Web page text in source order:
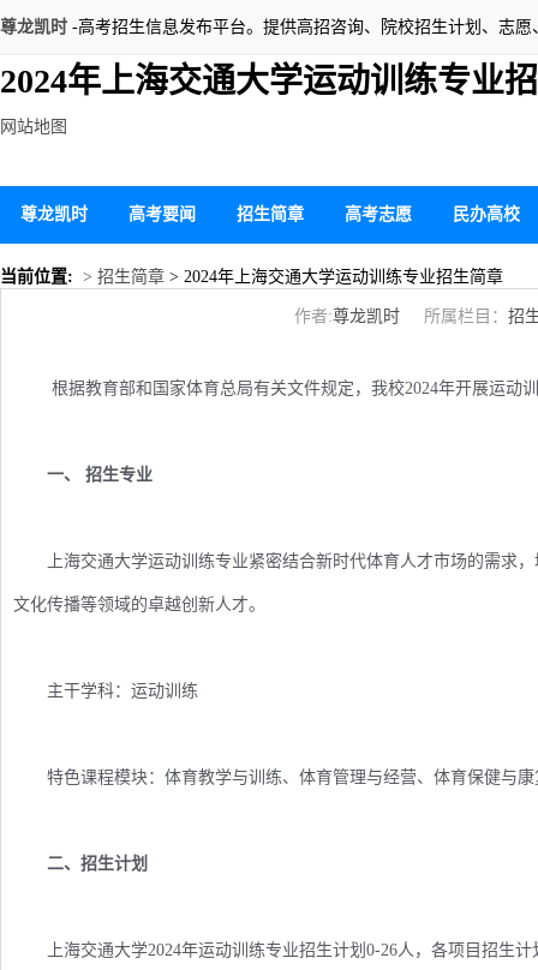
尊龙凯时 -高考招生信息发布平台。提供高招咨询、院校招生计划、志
2024年上海交通大学运动训练专业
尊龙凯时 高考要闻 招生简章 高考志愿 民办高校
当前位置: > 招生简章 > 2024年上海交通大学运动训练专业招生简章
作者:尊龙凯时 所属栏目： 招
根据教育部和国家体育总局有关文件规定，我校2024年开展运动
一、 招生专业
上海交通大学运动训练专业紧密结合新时代体育人才市场的需求，
文化传播等领域的卓越创新人才。
主干学科：运动训练
特色课程模块：体育教学与训练、体育管理与经营、体育保健与康
二、招生计划
上海交通大学2024年运动训练专业招生计划0-26人，各项目招生计
网站地图